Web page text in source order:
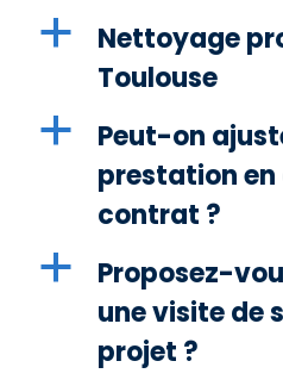
a
Nettoyage
Toulouse
a
Peut-on
prestation en
contrat ?
a
Proposez-
une visite de
projet ?